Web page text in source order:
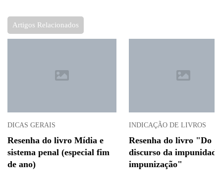
Artigos Relacionados
DICAS GERAIS
Resenha do livro Mídia e
sistema penal (especial fim
de ano)
INDICAÇÃO DE LIVROS
Resenha do livro "Do
discurso da impunidade
impunização"